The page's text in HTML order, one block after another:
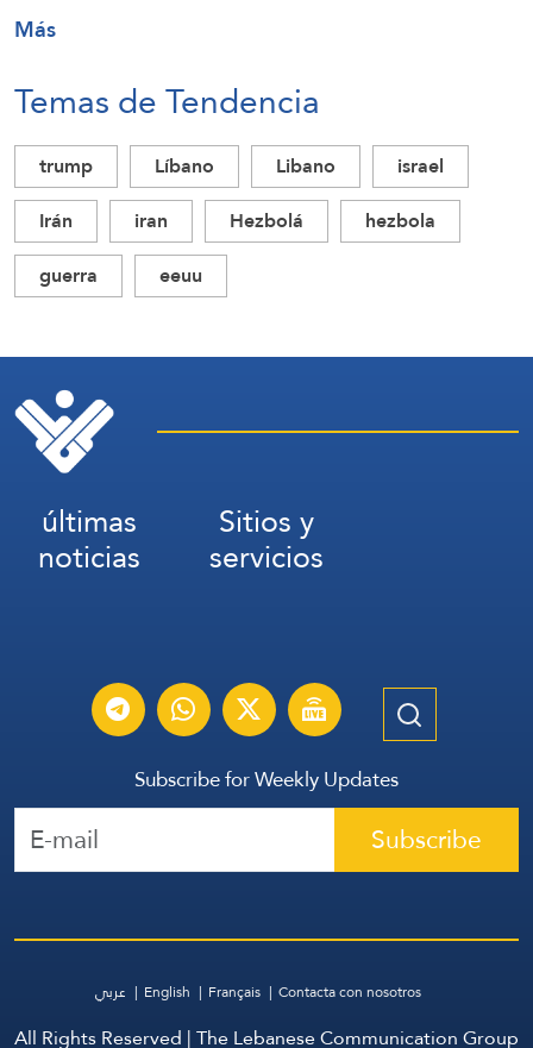
Más
Temas de Tendencia
trump Líbano Libano
israel
Irán
iran Hezbolá
hezbola
guerra
eeuu
últimas
noticias
Sitios y
servicios
Subscribe for Weekly Updates
Subscribe
عربي English Français Contacta con nosotros
All Rights Reserved | The Lebanese Communication Group